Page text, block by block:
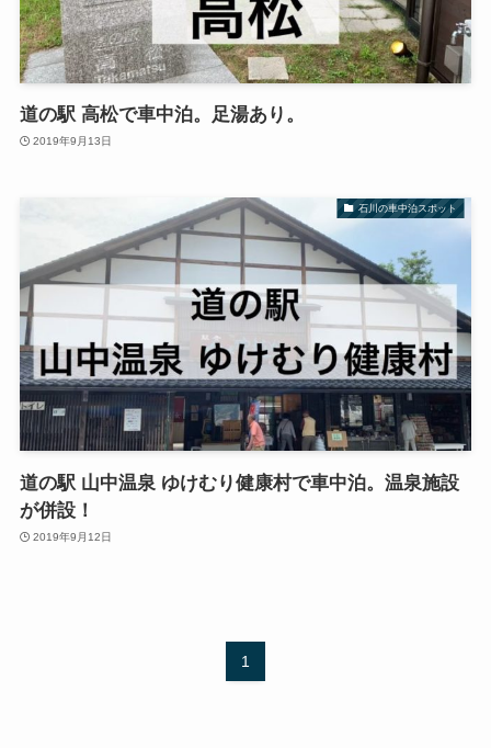
道の駅 高松で車中泊。足湯あり。
2019年9月13日
石川の車中泊スポット
道の駅 山中温泉 ゆけむり健康村で車中泊。温泉施設
が併設！
2019年9月12日
1